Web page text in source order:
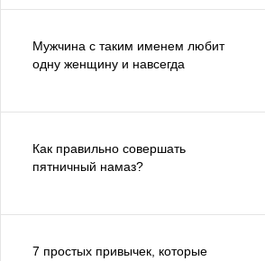
Мужчина с таким именем любит
одну женщину и навсегда
Как правильно совершать
пятничный намаз?
7 простых привычек, которые